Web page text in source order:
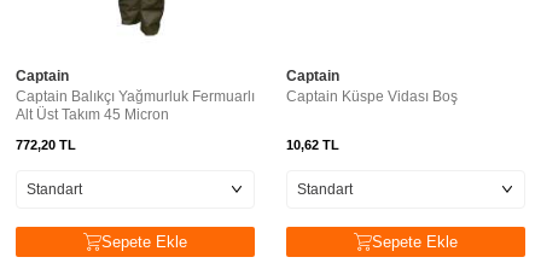
Captain
Captain Balıkçı Yağmurluk Fermuarlı
Alt Üst Takım 45 Micron
772,20 TL
Sepete Ekle
Captain
Captain Küspe Vidası Boş
10,62 TL
Sepete Ekle